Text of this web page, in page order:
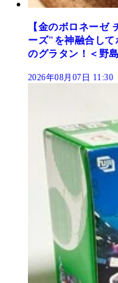
【金のボロネーゼ
ーズ"を神融合して
のグラタン！＜野
2026年08月07日 11:30